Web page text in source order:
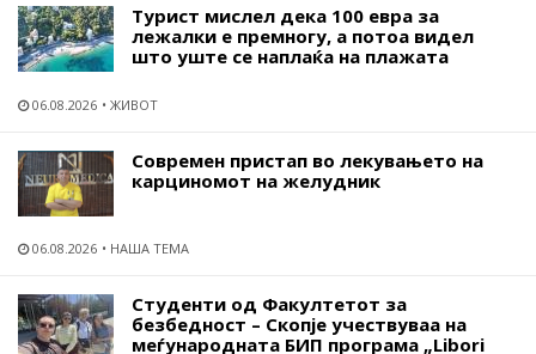
Турист мислел дека 100 евра за
лежалки е премногу, а потоа видел
што уште се наплаќа на плажата
06.08.2026 ЖИВОТ
Современ пристап во лекувањето на
карциномот на желудник
06.08.2026 НАША ТЕМА
Студенти од Факултетот за
безбедност – Скопје учествуваа на
меѓународната БИП програма „Libori